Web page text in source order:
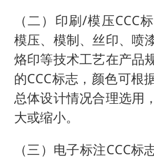
（二）印刷/模压CCC
模压、模制、丝印、喷
烙印等技术工艺在产品
的CCC标志，颜色可根
总体设计情况合理选用
大或缩小。
（三）电子标注CCC